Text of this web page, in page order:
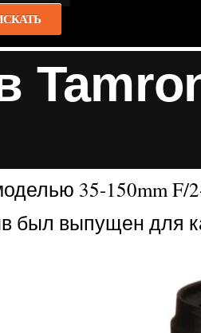
35-150mm F/
был выпущен для